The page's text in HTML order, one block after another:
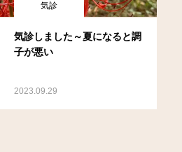
気診
気診しました～夏になると調
子が悪い
2023.09.29